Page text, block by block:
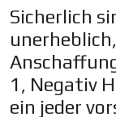
Sicherlich
1, Negativ
ein jeder